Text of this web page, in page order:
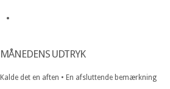
MÅNEDENS UDTRYK
Kalde det en aften • En afsluttende bemærkning